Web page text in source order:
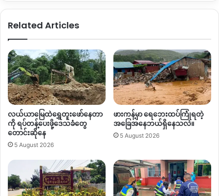
လည်းမသောက်ရဘူး
နန့်သာရွာလေ
ဟာ ဦးဇင်းဝင်းဇော်၊ ဒေါ်ကျင်စော ၅၇ နှစ်၊ မပို ၄၀ နှစ်၊ ဦးသန်း
စိန် ၅၅ နှစ်၊ ဦးအုန်းကျော် ၆၀ နှစ်၊ ဦးပိန်သေး ၅၉ နှစ်၊ ဒေါ်
မနှစ် ၆၂နှစ်၊ မစနလင်း ၃၂နှစ်၊ မသူဇာမော် ၃၄နှစ်၊ ဦးကျော်
မျိုး ၃၇နှစ်၊ မခင်စံပယ် ဉီး ၃၀နှစ် ဒေါ်ဂျမ်းပုံ ၈၀နှစ်၊ ဒေါ်အေး
တင် ၅၀နှစ်၊ မကြူကြူ ၄၅နှစ် ကိုတင်စိုးလွင် ၄၂ နှစ်
နှင့် အသက် ၅နှစ်အရွယ် ကလေးတစ်ဦး၊ အသက် ၆၀အရွယ်
အမျိုးသမီးတစ်ဦးတို့ဖြစ်ကြောင်းသိရပါတယ်။
သူ
၇ဦးသာရှိခဲ့ပေမယ့် အချိန်မှီမကယ်ထုတ်နိုင်တာကြောင့် ဆေးဝါး
ကုသခွင့်မရတဲ့အတွက် ဇွန်လ ၂၃ရက်နေ့ နဲ့၂၄ ရက်နေ့အတွင်း
နောက်ထပ်သေဆုံးသူ ၁၀ ဦးအထိတိုးလာတယ်လို့သိရပါတယ်။
သေဆုံး
Related Articles
လယ်ယာမြေထဲရွှေတူးဖော်နေတာ
ကို ရပ်တန့်ပေးဖို့ဒေသခံတွေ
တောင်းဆိုနေ
5 August 2026
ဖားကန့်မှာ ရေဘေးထပ်ကြုံရတဲ့
အခြေအနေဘယ်ရှိနေသလဲ။
5 August 2026